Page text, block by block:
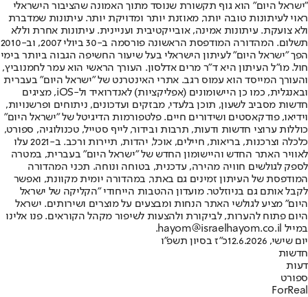
"ישראל היום" הוא גוף תקשורת שנוסד מתוך האמונה שהציבור הישראלי
ראוי לעיתונות טובה יותר, מאוזנת יותר ומדויקת יותר. עיתונות שמדברת
ולא צועקת. עיתונות אמינה, אובייקטיבית ועניינית. עיתונות אחרת וללא
תשלום. המהדורה המודפסת הראשונה פורסמה ב-30 ביולי 2007, וב-2010
הפך "ישראל היום" לעיתון הישראלי בעל שיעור החשיפה הגבוה ביותר בימי
חול. מו"ל העיתון היא ד"ר מרים אדלסון. העורך הראשי הוא עמר לחמנוביץ,
והעורך המייסד הוא עמוס רגב. אתרי האינטרנט של "ישראל היום" בעברית
ובאנגלית, כמו כן היישומונים (אפליקציות) לאנדרואיד ול-iOS, מציגים
חדשות מסביב לשעון, תוכן בלעדי, מבזקים ועדכונים, ניתוחים ופרשנויות,
וידיאו, פודקאסטים ושידורים חיים. פלטפורמות הדיגיטל של "ישראל היום"
כוללות ערוצי חדשות ודעות, תרבות ובידור, לייף סטייל, טכנולוגיה, ספורט,
כלכלה וצרכנות, בריאות, חיילים, אוכל, יהדות, תיירות ורכב. ב-2021 עלו
לאוויר האתר החדש והיישומון החדש של "ישראל היום" בעברית, במטרה
לספק לגולשים חוויה מהירה, עדכנית, בטוחה ונוחה. תכני המהדורה
המודפסת של העיתון זמינים גם באתר, במהדורה יומית מקוונת, ואפשר
לקבל אותם גם בניוזלטר. מועדון ההטבות הייחודי "הקליקה של ישראל
היום" מציע לגולשי האתר הנחות ומבצעים על מוצרים ושירותים. ישראל
היום פתוח להערות, לביקורת ולהצעות לשיפור מקהל הקוראים. פנו אלינו
במייל hayom@israelhayom.co.il.
יום שישי, 12.6.2026
כ"ז בסיון תשפ"ו
חדשות
דעות
ספורט
ForReal